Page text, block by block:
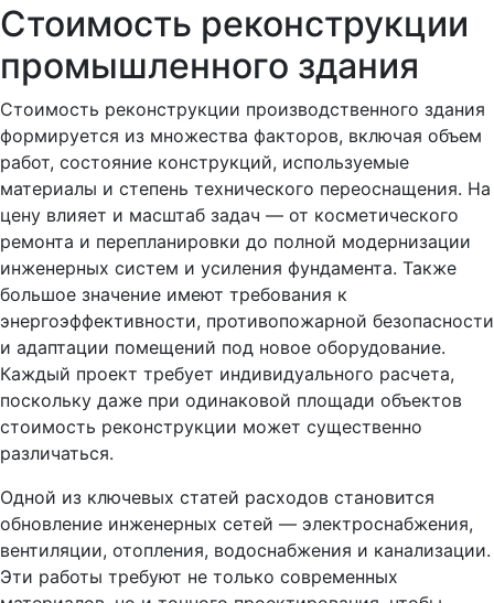
Стоимость реконструкции
промышленного здания
Стоимость реконструкции производственного здания
формируется из множества факторов, включая объем
работ, состояние конструкций, используемые
материалы и степень технического переоснащения. На
цену влияет и масштаб задач — от косметического
ремонта и перепланировки до полной модернизации
инженерных систем и усиления фундамента. Также
большое значение имеют требования к
энергоэффективности, противопожарной безопасности
и адаптации помещений под новое оборудование.
Каждый проект требует индивидуального расчета,
поскольку даже при одинаковой площади объектов
стоимость реконструкции может существенно
различаться.
Одной из ключевых статей расходов становится
обновление инженерных сетей — электроснабжения,
вентиляции, отопления, водоснабжения и канализации.
Эти работы требуют не только современных